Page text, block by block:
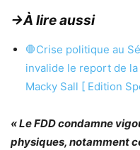
→À lire aussi
🛑Crise politique au
invalide le report de
Macky Sall [ Edition
« Le FDD condamne
physiques, notamment